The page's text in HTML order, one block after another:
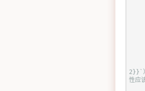
2}}`
性应